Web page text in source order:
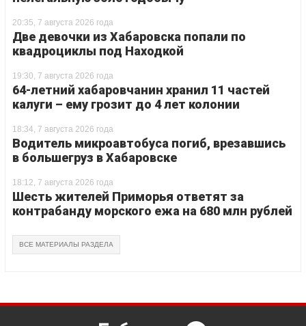
20:35, 7 августа 2026 года
Две девочки из Хабаровска попали по
квадроциклы под Находкой
19:30, 7 августа 2026 года
64-летний хабаровчанин хранил 11 частей
калуги – ему грозит до 4 лет колонии
18:34, 7 августа 2026 года
Водитель микроавтобуса погиб, врезавшись
в большегруз в Хабаровске
18:12, 7 августа 2026 года
Шесть жителей Приморья ответят за
контрабанду морского ежа на 680 млн рублей
ВСЕ МАТЕРИАЛЫ РАЗДЕЛА